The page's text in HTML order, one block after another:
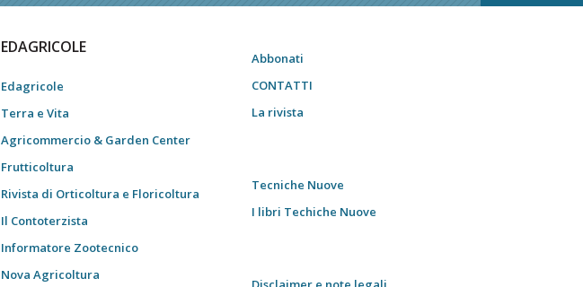
EDAGRICOLE
Edagricole
Terra e Vita
Agricommercio & Garden Center
Frutticoltura
Rivista di Orticoltura e Floricoltura
Il Contoterzista
Informatore Zootecnico
Nova Agricoltura
Abbonati
CONTATTI
La rivista
Tecniche Nuove
I libri Techiche Nuove